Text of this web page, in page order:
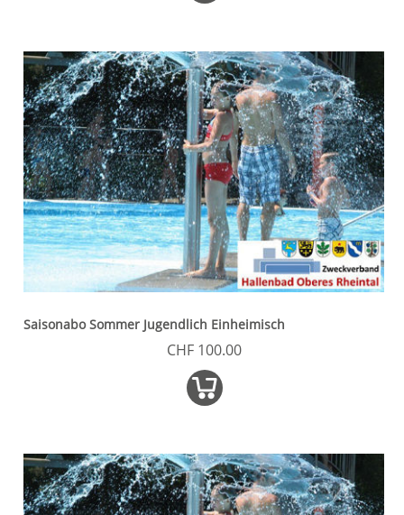
Saisonabo Sommer Jugendlich Einheimisch
CHF 100.00